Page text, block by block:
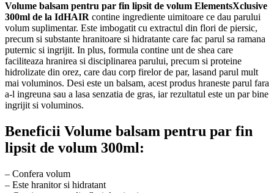
Volume balsam pentru par fin lipsit de volum ElementsXclusive
300ml de la IdHAIR contine ingrediente uimitoare ce dau parului
volum suplimentar. Este imbogatit cu extractul din flori de piersic,
precum si substante hranitoare si hidratante care fac parul sa ramana
puternic si ingrijit. In plus, formula contine unt de shea care
faciliteaza hranirea si disciplinarea parului, precum si proteine ​​
hidrolizate din orez, care dau corp firelor de par, lasand parul mult
mai voluminos. Desi este un balsam, acest produs hraneste parul fara
a-l ingreuna sau a lasa senzatia de gras, iar rezultatul este un par bine
ingrijit si voluminos.
Beneficii Volume balsam pentru par fin
lipsit de volum 300ml:
– Confera volum
– Este hranitor si hidratant